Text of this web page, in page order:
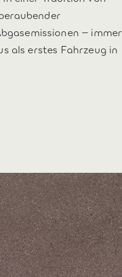
– immer
als erstes Fahrzeug in